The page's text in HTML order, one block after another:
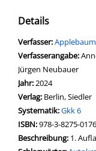
Details
Verfasser:Suche nach
Verfasserangabe:
Jürgen Neubauer
Jahr:2024
Verlag: Berlin, Siedler
opens in new tab
Diesen Link in neuem
Systematik:Suche
Gkk 6
Suche nach diesem
ISBN:978-3-8275-
Beschreibung: 1.